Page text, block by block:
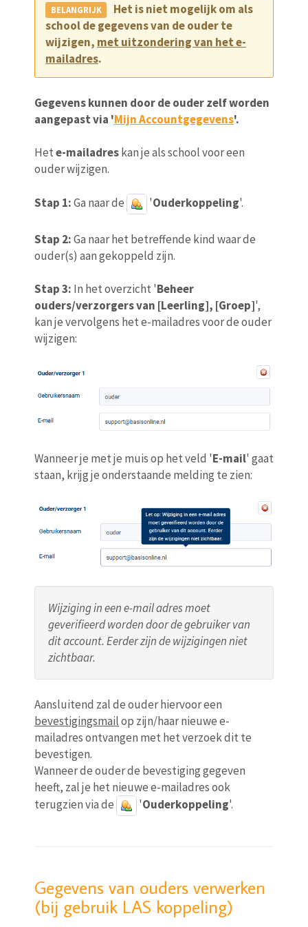
Het is niet mogelijk om als
school de gegevens van de ouder te
wijzigen, met uitzondering van het e-
mailadres.
Gegevens kunnen door de ouder zelf worden
aangepast via 'Mijn Accountgegevens'.
Hete-mailadreskan je als school voor een
ouder wijzigen.
Stap 1:Ga naar de 'Ouderkoppeling'.
Stap 2:Ga naar het betreffende kind waar de
ouder(s) aan gekoppeld zijn.
Stap 3: In het overzicht 'Beheer
ouders/verzorgers van [Leerling], [Groep]',
kan je vervolgens het e-mailadres voor de ouder
wijzigen:
Wanneer je met je muis op het veld 'E-mail' gaat
staan, krijg je onderstaande melding te zien:
Wijziging in een e-mail adres moet
geverifieerd worden door de gebruiker van
dit account. Eerder zijn de wijzigingen niet
zichtbaar.
Aansluitend zal de ouder hiervoor een
bevestigingsmailop zijn/haar nieuwe e-
mailadres ontvangen met het verzoek dit te
bevestigen.
Wanneer de ouder de bevestiging gegeven
heeft, zal je het nieuwe e-mailadres ook
terugzien via de
'Ouderkoppeling'.
Gegevens van ouders verwerken
(bij gebruik LAS koppeling)